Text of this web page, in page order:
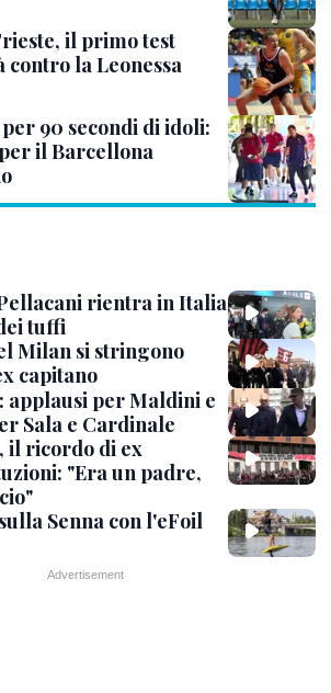
il primo test
contro la Leonessa
90 secondi di idoli:
il Barcellona
rientra in Italia
tuffi
Milan si stringono
capitano
applausi per Maldini e
Sala e Cardinale
il ricordo di ex
"Era un padre,
Senna con l'eFoil